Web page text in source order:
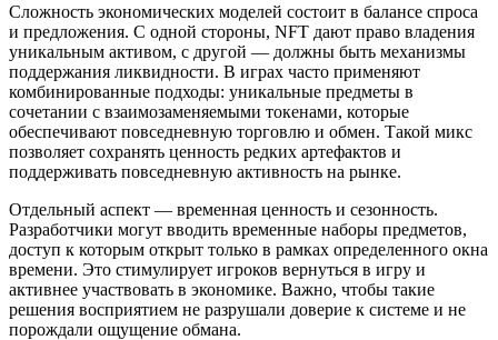
Сложность экономических моделей состоит в балансе спроса
и предложения. С одной стороны, NFT дают право владения
уникальным активом, с другой — должны быть механизмы
поддержания ликвидности. В играх часто применяют
комбинированные подходы: уникальные предметы в
сочетании с взаимозаменяемыми токенами, которые
обеспечивают повседневную торговлю и обмен. Такой микс
позволяет сохранять ценность редких артефактов и
поддерживать повседневную активность на рынке.
Отдельный аспект — временная ценность и сезонность.
Разработчики могут вводить временные наборы предметов,
доступ к которым открыт только в рамках определенного окна
времени. Это стимулирует игроков вернуться в игру и
активнее участвовать в экономике. Важно, чтобы такие
решения восприятием не разрушали доверие к системе и не
порождали ощущение обмана.